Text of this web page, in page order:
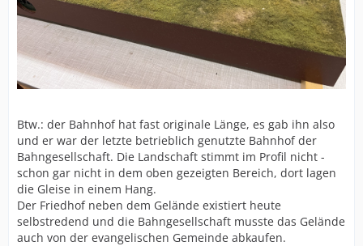
Btw.: der Bahnhof hat fast originale Länge, es gab ihn also
und er war der letzte betrieblich genutzte Bahnhof der
Bahngesellschaft. Die Landschaft stimmt im Profil nicht -
schon gar nicht in dem oben gezeigten Bereich, dort lagen
die Gleise in einem Hang.
Der Friedhof neben dem Gelände existiert heute
selbstredend und die Bahngesellschaft musste das Gelände
auch von der evangelischen Gemeinde abkaufen.